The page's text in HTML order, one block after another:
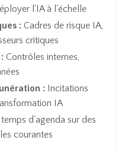
l'IA à l'échelle
: Cadres de risque IA,
critiques
Contrôles internes,
: Incitations
IA
d'agenda sur des
courantes